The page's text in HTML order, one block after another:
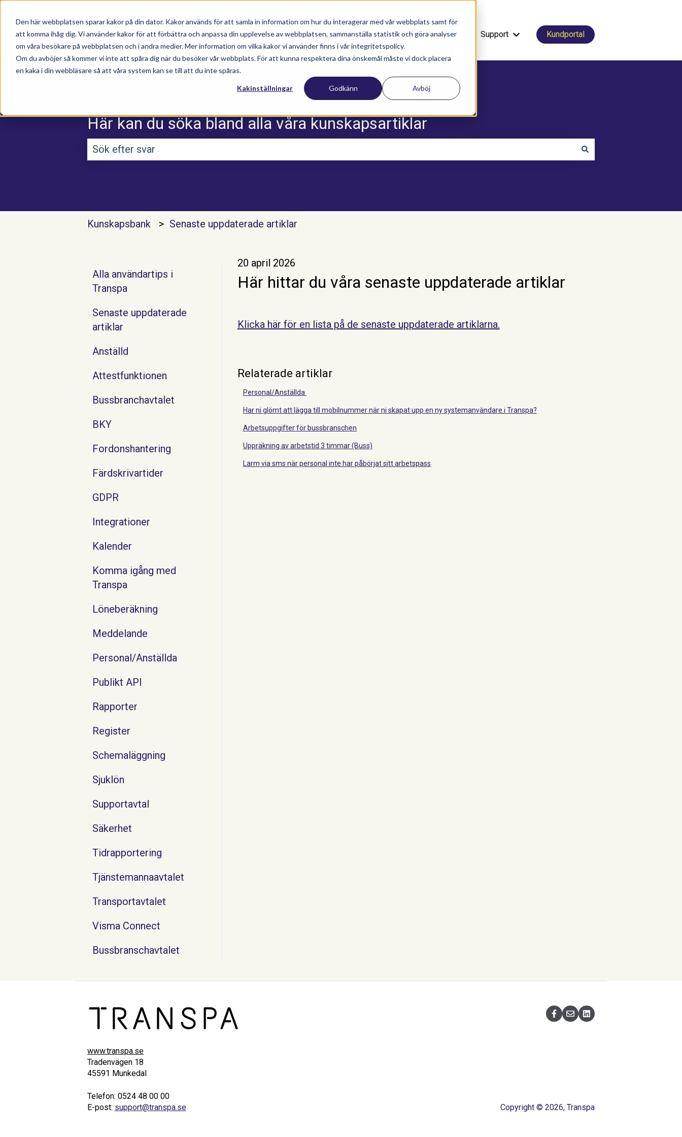
Den här webbplatsen sparar kakor på din dator. Kakor används för att samla in information om hur du interagerar med vår webbplats samt för
att komma ihåg dig. Vi använder kakor för att förbättra och anpassa din upplevelse av webbplatsen, sammanställa statistik och göra analyser
om våra besökare på webbplatsen och i andra medier. Mer information om vilka kakor vi använder finns i vår integritetspolicy.
Om du avböjer så kommer vi inte att spåra dig när du besöker vår webbplats. För att kunna respektera dina önskemål måste vi dock placera
en kaka i din webbläsare så att våra system kan se till att du inte spåras.
Kakinställningar Godkänn Avböj
Nyhetsartiklar Utbildningar Supportavtal Support
Visa undermeny för Support
Kundportal
Här kan du söka bland alla våra kunskapsartiklar
Kunskapsbank Senaste uppdaterade artiklar
20 april 2026
Här hittar du våra senaste uppdaterade artiklar
Klicka här för en lista på de senaste uppdaterade artiklarna.
Relaterade artiklar
Personal/Anställda
Har ni glömt att lägga till mobilnummer när ni skapat upp en ny systemanvändare i Transpa?
Arbetsuppgifter för bussbranschen
Uppräkning av arbetstid 3 timmar (Buss)
Larm via sms när personal inte har påbörjat sitt arbetspass
Alla användartips i
Transpa
Senaste uppdaterade
artiklar
Anställd
Attestfunktionen
Bussbranchavtalet
BKY
Fordonshantering
Färdskrivartider
GDPR
Integrationer
Kalender
Komma igång med
Transpa
Löneberäkning
Meddelande
Personal/Anställda
Publikt API
Rapporter
Register
Schemaläggning
Sjuklön
Supportavtal
Säkerhet
Tidrapportering
Tjänstemannaavtalet
Transportavtalet
Visma Connect
Bussbranschavtalet
www.transpa.se
Tradenvägen 18
45591 Munkedal
Telefon: 0524 48 00 00
E-post: support@transpa.se Copyright © 2026, Transpa